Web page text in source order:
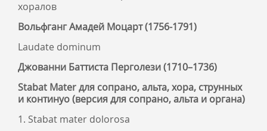
хоралов
Вольфганг Амадей Моцарт (1756-1791)
Laudate dominum
Джованни Баттиста Перголези (1710–1736)
Stabat Mater для сопрано, альта, хора, струнных
и континуо (версия для сопрано, альта и органа)
1. Stabat mater dolorosa